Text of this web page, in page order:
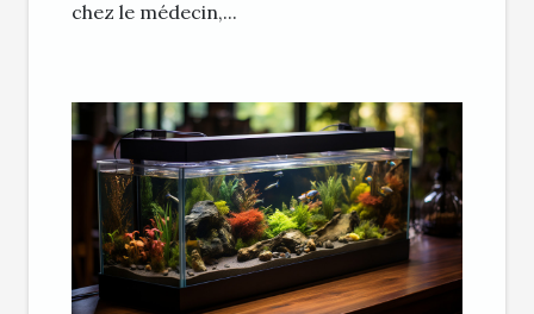
chez le médecin,...